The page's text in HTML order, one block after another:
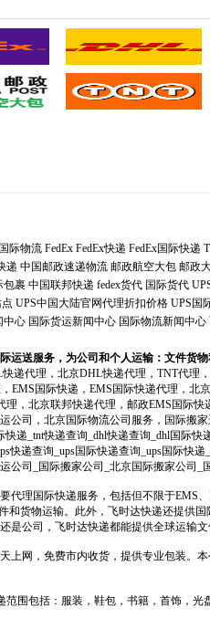
国际物流 FedEx FedEx快递 FedEx国际快递
递 中国邮政速递物流 邮政航空大包 邮政
包裹 中国联邦快递 fedex货代 国际货代
UPS中国大陆官网代理折扣价格 UPS国
中心 国际货运新闻中心 国际物流新闻中心
运送服务，为公司和个人运输：文件货
递代理，北京DHL快递代理，TNT代理
EMS国际快递，EMS国际快递代理，北
理，北京联邦快递代理，邮政EMS国际
公司，北京国际物流公司服务，国际搬
快递_tnt快递查询_dhl快递查询_dhl国际
快递查询_ups国际快递查询_ups国际快
公司_国际搬家公司_北京国际搬家公司_
代理国际快递服务，包括但不限于EMS
和货物运输。此外，飞时达快递还提供
是公司，飞时达快递都能提供全球运输
上网，免费市内收货，提供专业包装。
范围包括：服装，鞋包，书籍，首饰，